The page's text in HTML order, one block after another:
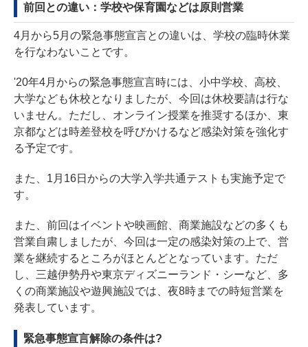
前回との違い：学校や保育園などは原則営業
4月から5月の緊急事態宣言との違いは、学校の臨時休業
を行なわないことです。
'20年4月からの緊急事態宣言時には、小中学校、高校、
大学なども休校となりましたが、今回は休校要請は行な
いません。ただし、オンライン授業を推奨するほか、東
京都などは時差登校を呼びかけるなど感染対策を強化す
る予定です。
また、1月16日からの大学入学共通テストも実施予定で
す。
また、前回はイベントや映画館、商業施設などの多くも
営業自粛しましたが、今回は一定の感染対策の上で、営
業を継続するところがほとんどとなっています。ただ
し、三越伊勢丹や東京ディズニーランド・シーなど、多
くの商業施設や遊興施設では、夜8時までの時短営業を
発表しています。
緊急事態宣言解除の条件は?